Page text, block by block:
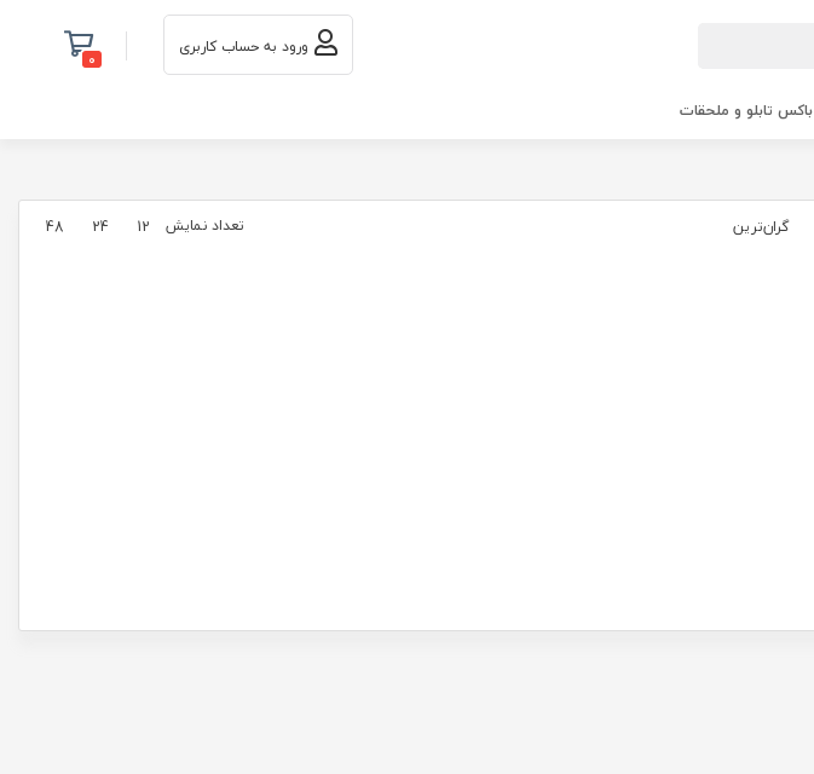
ورود به حساب کاربری 0
باکس تابلو و ملحقات
گران‌ترین تعداد نمایش 12
24
48